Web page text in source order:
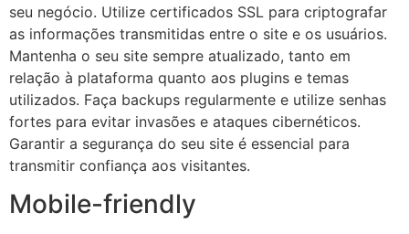
seu negócio. Utilize certificados SSL para criptografar
as informações transmitidas entre o site e os usuários.
Mantenha o seu site sempre atualizado, tanto em
relação à plataforma quanto aos plugins e temas
utilizados. Faça backups regularmente e utilize senhas
fortes para evitar invasões e ataques cibernéticos.
Garantir a segurança do seu site é essencial para
transmitir confiança aos visitantes.
Mobile-friendly